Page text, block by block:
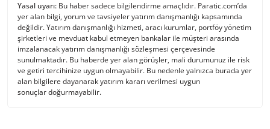
Yasal uyarı: Bu haber sadece bilgilendirme amaçlıdır. Paratic.com’da
yer alan bilgi, yorum ve tavsiyeler yatırım danışmanlığı kapsamında
değildir. Yatırım danışmanlığı hizmeti, aracı kurumlar, portföy yönetim
şirketleri ve mevduat kabul etmeyen bankalar ile müşteri arasında
imzalanacak yatırım danışmanlığı sözleşmesi çerçevesinde
sunulmaktadır. Bu haberde yer alan görüşler, mali durumunuz ile risk
ve getiri tercihinize uygun olmayabilir. Bu nedenle yalnızca burada yer
alan bilgilere dayanarak yatırım kararı verilmesi uygun
sonuçlar doğurmayabilir.